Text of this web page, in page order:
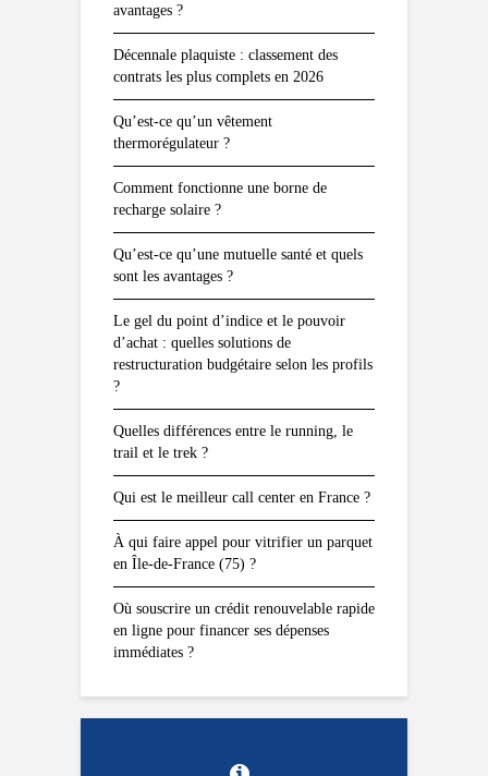
avantages ?
Décennale plaquiste : classement des
contrats les plus complets en 2026
Qu’est-ce qu’un vêtement
thermorégulateur ?
Comment fonctionne une borne de
recharge solaire ?
Qu’est-ce qu’une mutuelle santé et quels
sont les avantages ?
Le gel du point d’indice et le pouvoir
d’achat : quelles solutions de
restructuration budgétaire selon les profils
?
Quelles différences entre le running, le
trail et le trek ?
Qui est le meilleur call center en France ?
À qui faire appel pour vitrifier un parquet
en Île-de-France (75) ?
Où souscrire un crédit renouvelable rapide
en ligne pour financer ses dépenses
immédiates ?